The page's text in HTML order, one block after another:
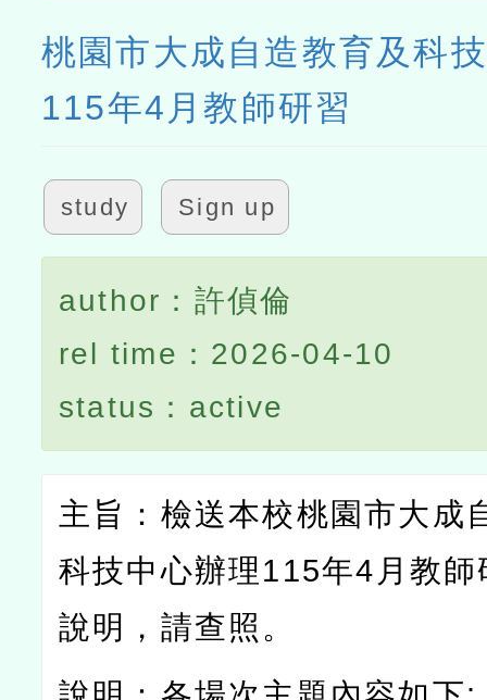
桃園市大成自造教育及科
115年4月教師研習
study Sign up
author：許偵倫
rel time：2026-04-10
status：active
主旨：檢送本校桃園市大成
科技中心辦理115年4 月教
說明，請查照。